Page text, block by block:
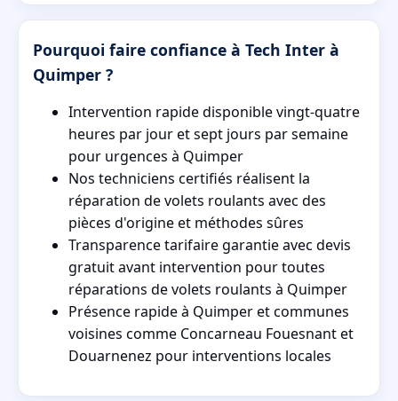
Pourquoi faire confiance à Tech Inter à
Quimper ?
Intervention rapide disponible vingt-quatre
heures par jour et sept jours par semaine
pour urgences à Quimper
Nos techniciens certifiés réalisent la
réparation de volets roulants avec des
pièces d'origine et méthodes sûres
Transparence tarifaire garantie avec devis
gratuit avant intervention pour toutes
réparations de volets roulants à Quimper
Présence rapide à Quimper et communes
voisines comme Concarneau Fouesnant et
Douarnenez pour interventions locales